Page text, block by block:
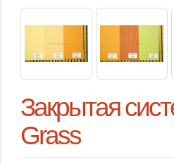
Закрытая
Grass